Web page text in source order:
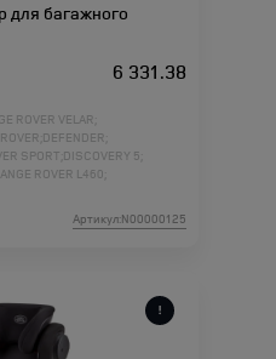
для багажного
6 331.38
ROVER VELAR;
DEFENDER;
SPORT; DISCOVERY 5;
ROVER L460;
Артикул:N00000125